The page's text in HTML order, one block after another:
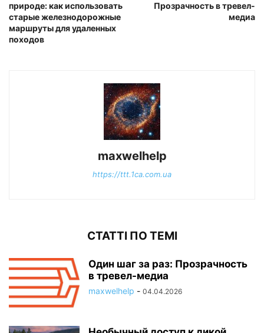
природе: как использовать
старые железнодорожные
маршруты для удаленных
походов
Прозрачность в тревел-
медиа
maxwelhelp
https://ttt.1ca.com.ua
СТАТТІ ПО ТЕМІ
Один шаг за раз: Прозрачность
в тревел-медиа
maxwelhelp - 04.04.2026